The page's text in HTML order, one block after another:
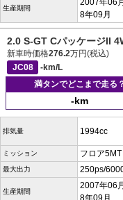
生産期間
2007年06
8年09月
2.0 S-GT CパッケージII
新車時価格276.2万円(税込)
JC08
-km/L
満タンでどこまで走る
-km
排気量 1994cc
ミッション フロア5MT
最大出力 250ps/
生産期間
2007年06